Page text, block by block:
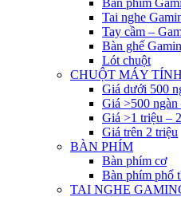
Bàn phím
Tai nghe
Tay cầm –
Bàn ghế
Lót chuột
CHUỘT MÁY TÍNH
Giá dưới 500
Giá >500 ngàn
Giá >1 triệu –
Giá trên 2 triệu
BÀN PHÍM
Bàn phím cơ
Bàn phím phổ
TAI NGHE